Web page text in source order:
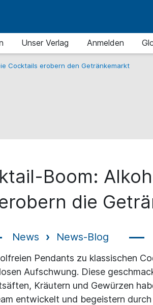
Unser Verlag Anmelden
Cocktails erobern den Getränkemarkt
Boom:
die
News News-Blog
Pendants zu klassischen
Aufschwung. Diese
Kräutern und Gewürzen
entwickelt und begeistern